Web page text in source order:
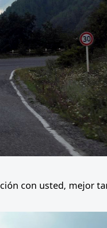
con usted, mejor